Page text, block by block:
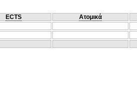
ECTS Ατομικά